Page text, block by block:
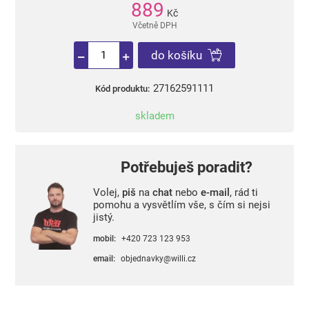
889 Kč
Včetně DPH
do košíku
Kód produktu: 27162591111
skladem
Potřebuješ poradit?
Volej, piš na chatnebo e-mail , rád ti
pomohu a vysvětlím vše, s čím si nejsi
jistý.
mobil: +420 723 123 953
email: objednavky@willi.cz